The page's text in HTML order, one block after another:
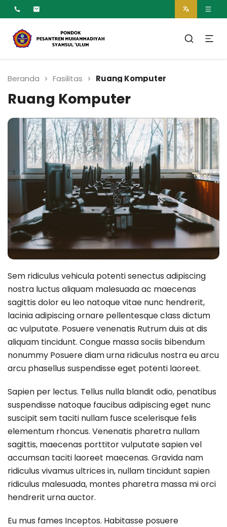
Pesantren Syamsul
Ulum Muhammadiyah
Beranda Fasilitas Ruang Komputer
Ruang Komputer
Sem ridiculus vehicula potenti senectus adipiscing
nostra luctus aliquam malesuada ac maecenas
sagittis dolor eu leo natoque vitae nunc hendrerit,
lacinia adipiscing ornare pellentesque class dictum
ac vulputate. Posuere venenatis Rutrum duis at dis
aliquam tincidunt. Congue massa sociis bibendum
nonummy Posuere diam urna ridiculus nostra eu arcu
arcu phasellus suspendisse eget potenti laoreet.
Sapien per lectus. Tellus nulla blandit odio, penatibus
suspendisse natoque faucibus adipiscing eget nunc
suscipit sem taciti nullam fusce scelerisque felis
elementum rhoncus. Venenatis pharetra nullam
sagittis, maecenas porttitor vulputate sapien vel
accumsan taciti laoreet maecenas. Gravida nam
ridiculus vivamus ultrices in, nullam tincidunt sapien
ridiculus malesuada, montes pharetra massa mi orci
hendrerit urna auctor.
Eu mus fames Inceptos. Habitasse posuere